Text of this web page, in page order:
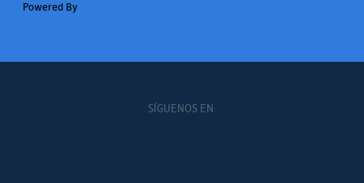
Powered By
SÍGUENOS EN: